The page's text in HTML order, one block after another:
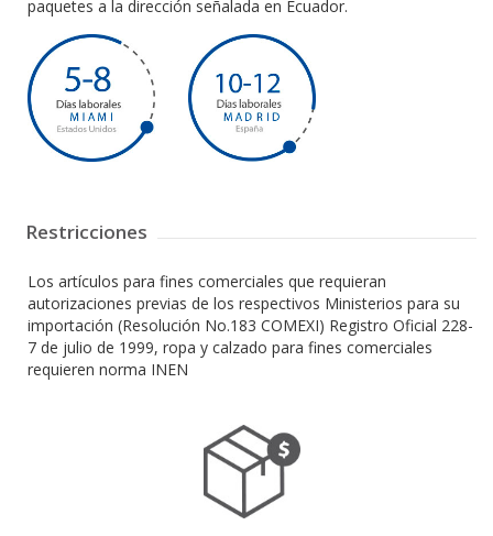
paquetes a la dirección señalada en Ecuador.
Restricciones
Los artículos para fines comerciales que requieran
autorizaciones previas de los respectivos Ministerios para su
importación (Resolución No.183 COMEXI) Registro Oficial 228-
7 de julio de 1999, ropa y calzado para fines comerciales
requieren norma INEN